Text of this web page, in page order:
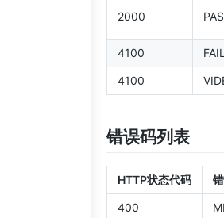
2000
4100
4100
错误码列表
HTTP状态代码
400